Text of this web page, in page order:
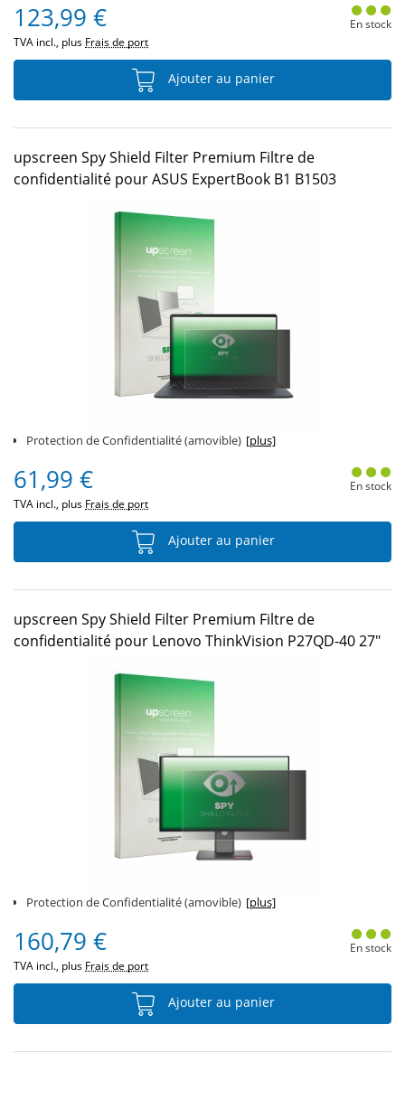
123,99 €
TVA incl., plus Frais de port
En stock
Ajouter au panier
upscreen Spy Shield Filter Premium Filtre de
confidentialité pour ASUS ExpertBook B1 B1503
Protection de Confidentialité (amovible) [plus]
61,99 €
TVA incl., plus Frais de port
En stock
Ajouter au panier
upscreen Spy Shield Filter Premium Filtre de
confidentialité pour Lenovo ThinkVision P27QD-40 27"
Protection de Confidentialité (amovible) [plus]
160,79 €
TVA incl., plus Frais de port
En stock
Ajouter au panier